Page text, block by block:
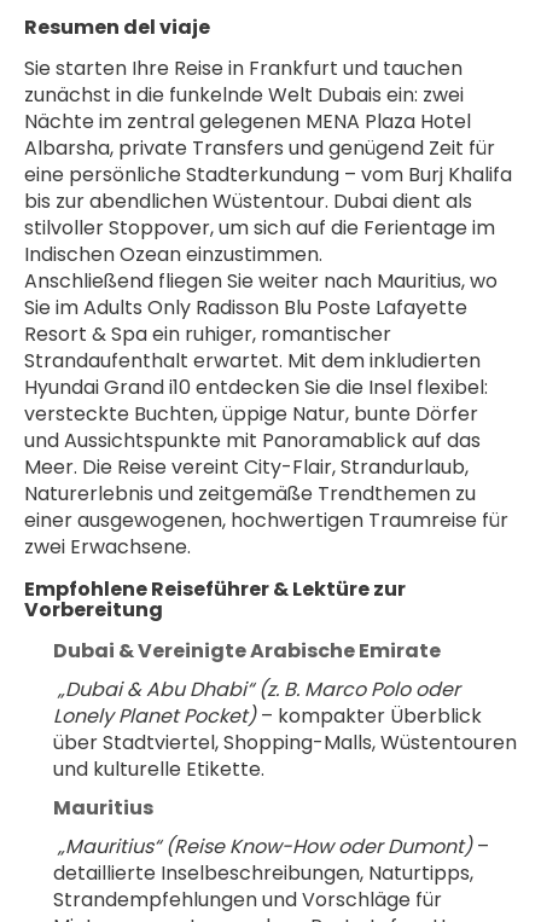
Resumen del viaje
Sie starten Ihre Reise in Frankfurt und tauchen
zunächst in die funkelnde Welt Dubais ein: zwei
Nächte im zentral gelegenen MENA Plaza Hotel
Albarsha, private Transfers und genügend Zeit für
eine persönliche Stadterkundung – vom Burj Khalifa
bis zur abendlichen Wüstentour. Dubai dient als
stilvoller Stoppover, um sich auf die Ferientage im
Indischen Ozean einzustimmen.
Anschließend fliegen Sie weiter nach Mauritius, wo
Sie im Adults Only Radisson Blu Poste Lafayette
Resort & Spa ein ruhiger, romantischer
Strandaufenthalt erwartet. Mit dem inkludierten
Hyundai Grand i10 entdecken Sie die Insel flexibel:
versteckte Buchten, üppige Natur, bunte Dörfer
und Aussichtspunkte mit Panoramablick auf das
Meer. Die Reise vereint City-Flair, Strandurlaub,
Naturerlebnis und zeitgemäße Trendthemen zu
einer ausgewogenen, hochwertigen Traumreise für
zwei Erwachsene.
Empfohlene Reiseführer & Lektüre zur
Vorbereitung
Dubai & Vereinigte Arabische Emirate
„Dubai & Abu Dhabi“ (z. B. Marco Polo oder
Lonely Planet Pocket) – kompakter Überblick
über Stadtviertel, Shopping-Malls, Wüstentouren
und kulturelle Etikette.
Mauritius
„Mauritius“ (Reise Know-How oder Dumont) –
detaillierte Inselbeschreibungen, Naturtipps,
Strandempfehlungen und Vorschläge für